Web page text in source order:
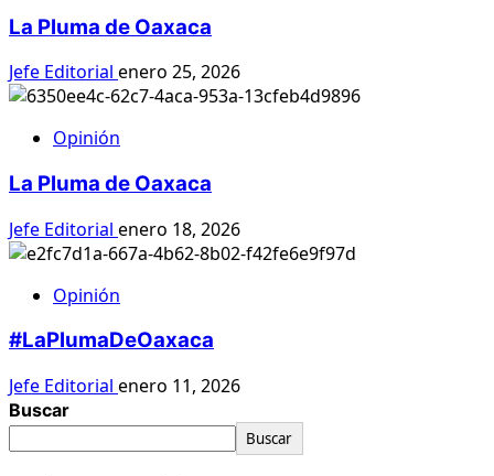
La Pluma de Oaxaca
Jefe Editorial enero 25, 2026
Opinión
La Pluma de Oaxaca
Jefe Editorial enero 18, 2026
Opinión
#LaPlumaDeOaxaca
Jefe Editorial enero 11, 2026
Buscar
Buscar